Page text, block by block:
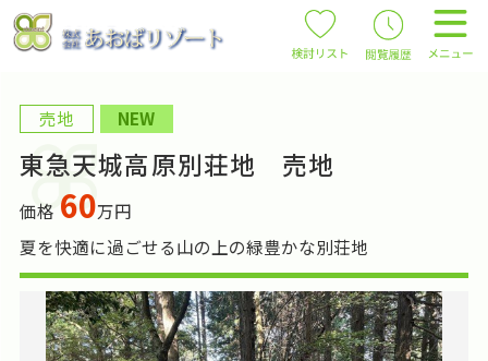
売地 NEW
東急天城高原別荘地 売地
価格 60万円
夏を快適に過ごせる山の上の緑豊かな別荘地